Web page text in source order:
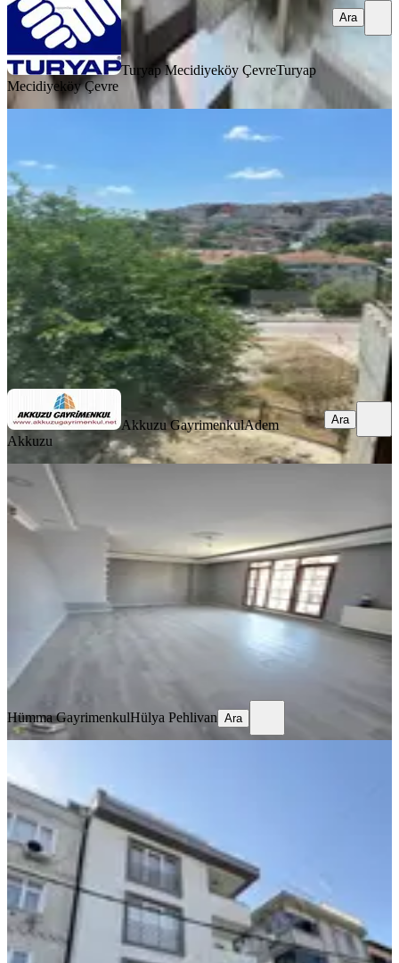
Turyap Mecidiyeköy ÇevreTuryap
Mecidiyeköy Çevre
Ara
İslambeyde 2+1 Önü Kapanmaz Yeni
Eyüpsultan, İslambey Mahallesi
2+1·80 m²·Yüksek giriş ·06.08.2026
47.000 ₺
Akkuzu GayrimenkulAdem Akkuzu
Ara
Akkuzu GayrimenkulAdem
Akkuzu
Ara
Eyüpsultan, İslambey Mahallesi
160 m² 06.08.2026
50.000 ₺
Hümma Gayrimenkul
Ara
Hümma GayrimenkulHülya Pehlivan Ara
Eyüpsultan, Akşemsettin Mahallesi
3+1·100 m²·4. Kat·
40.000 ₺